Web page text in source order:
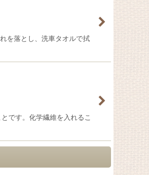
を落とし、洗車タオルで拭
です。化学繊維を入れるこ